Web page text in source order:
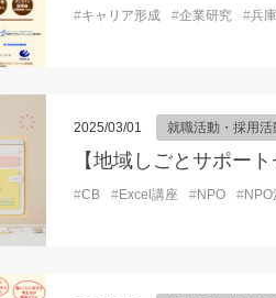
#キャリア形成 #企業研究 #兵
2025/03/01 就職活動・採用活
#CB #Excel講座 #NPO #